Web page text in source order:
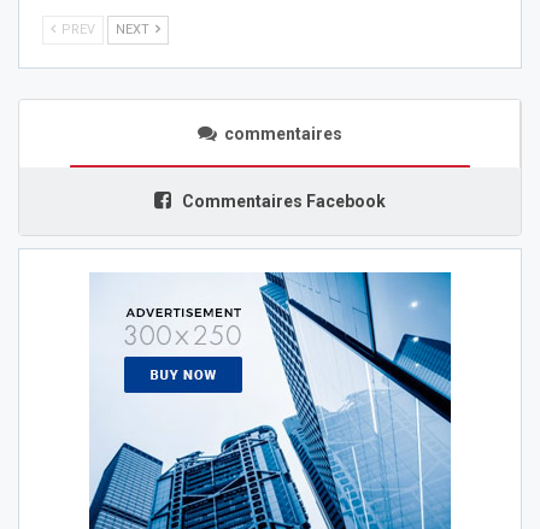
PREV NEXT
commentaires
Commentaires Facebook